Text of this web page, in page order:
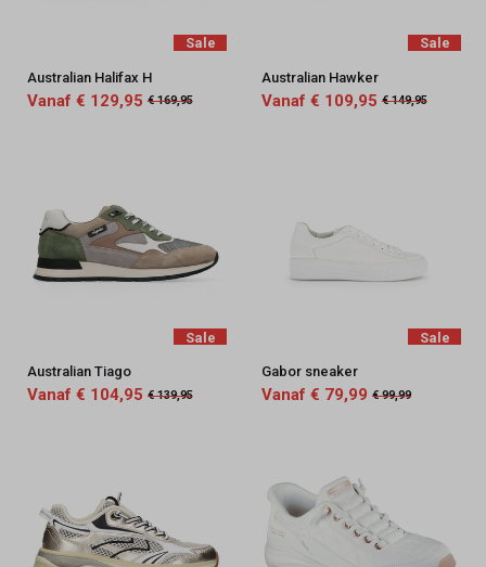
Sale
Australian Halifax H
Vanaf € 129,95 € 169,95
Sale
Australian Hawker
Vanaf € 109,95 € 149,95
Sale
Australian Tiago
Vanaf € 104,95 € 139,95
Sale
Gabor sneaker
Vanaf € 79,99 € 99,99